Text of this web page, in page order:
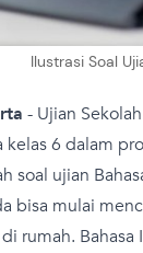
Ilustrasi Soal
- Ujian
kelas 6 dalam
soal ujian
bisa mulai
rumah.